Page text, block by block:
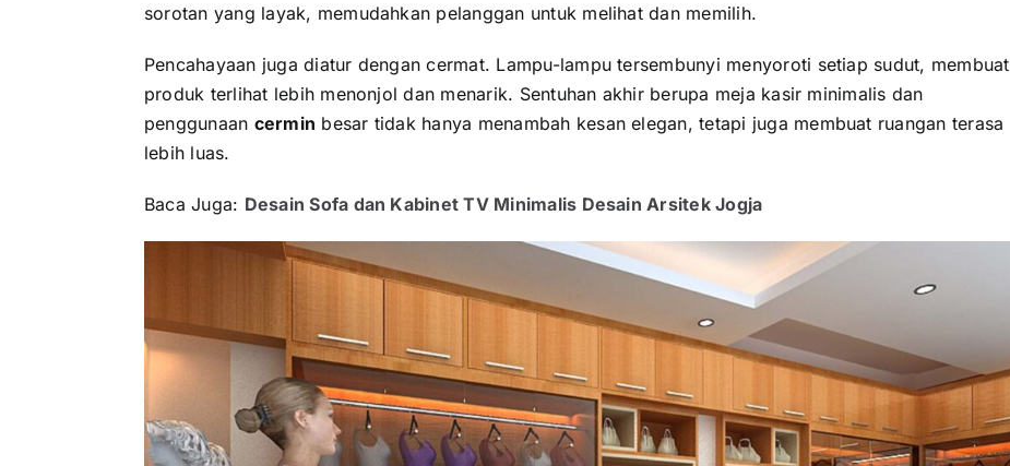
sorotan yang layak, memudahkan pelanggan untuk melihat dan memilih.
Pencahayaan juga diatur dengan cermat. Lampu-lampu tersembunyi menyoroti setiap sudut, membuat
produk terlihat lebih menonjol dan menarik. Sentuhan akhir berupa meja kasir minimalis dan
penggunaan cermin besar tidak hanya menambah kesan elegan, tetapi juga membuat ruangan terasa
lebih luas.
Baca Juga: Desain Sofa dan Kabinet TV Minimalis Desain Arsitek Jogja